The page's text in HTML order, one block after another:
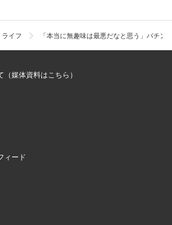
ライフ 「本当に無趣味は最悪だなと思う」パチ
媒体資料はこちら）
ィード